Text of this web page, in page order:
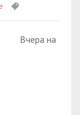
Вчера на